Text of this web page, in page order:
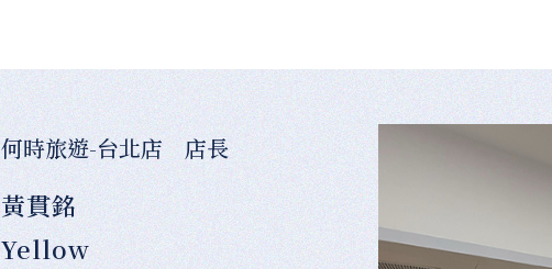
何時旅遊-台北店 店長
黃貫銘
Yellow